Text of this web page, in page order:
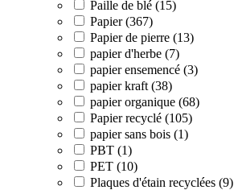
Paille de blé (15)
Papier (367)
Papier de pierre (13)
papier d'herbe (7)
papier ensemencé (3)
papier kraft (38)
papier organique (68)
Papier recyclé (105)
papier sans bois (1)
PBT (1)
PET (10)
Plaques d'étain recyclées (9)